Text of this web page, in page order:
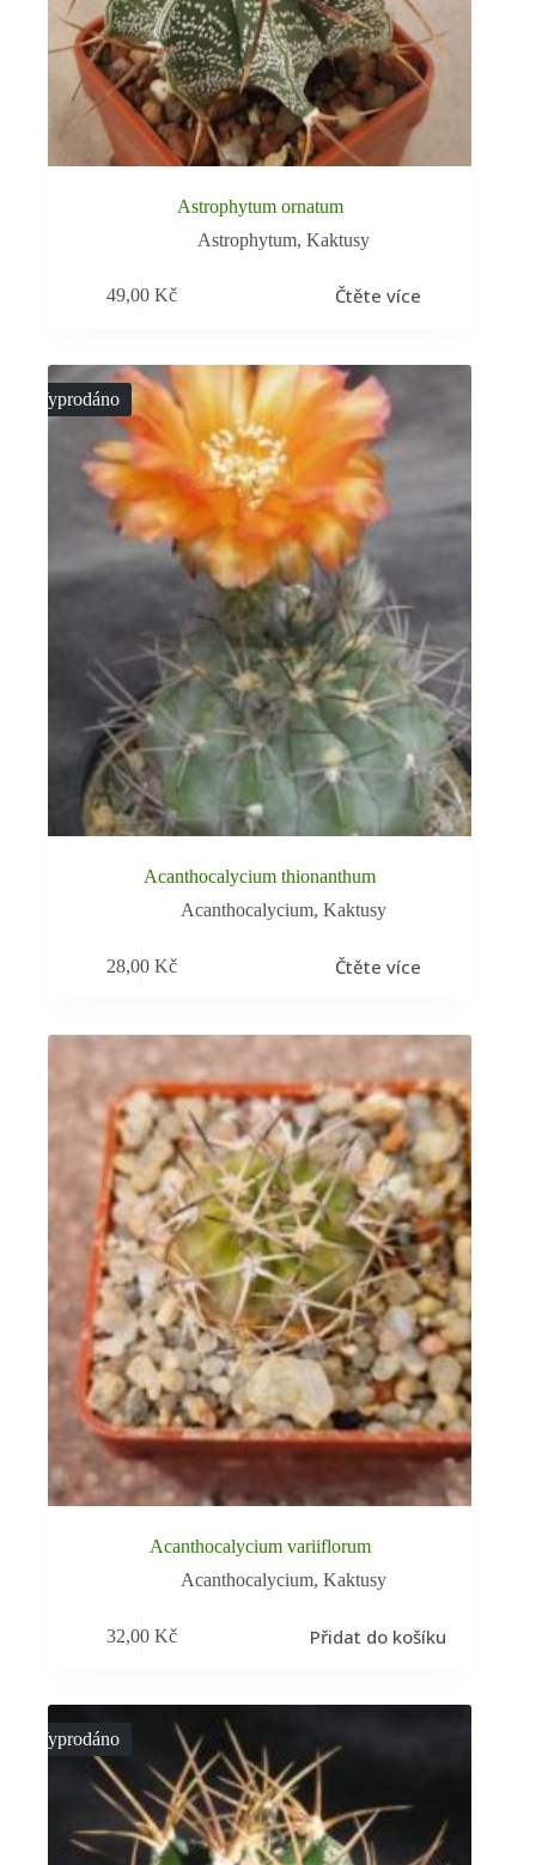
Astrophytum ornatum
Astrophytum,Kaktusy
49,00Kč Čtěte více
Vyprodáno
Acanthocalycium thionanthum
Acanthocalycium,Kaktusy
28,00Kč Čtěte více
Acanthocalycium variiflorum
Acanthocalycium,Kaktusy
32,00Kč Přidat do košíku
Vyprodáno